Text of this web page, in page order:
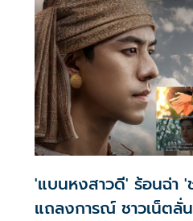
เกินเพื่อน” ซึ่งนำแสดงโดยพระเอกหนุ่มตัวท็อป เข้ม หัส
วีร์ และ กระทิง ขุนณรงค์ ที่มาปร
สุชาดา และ เอินเอิน ฟาติมา
'แบนหงสาวดี' ร้อนฉ่า
แถลงการณ์ ชาวเน็ตลั่